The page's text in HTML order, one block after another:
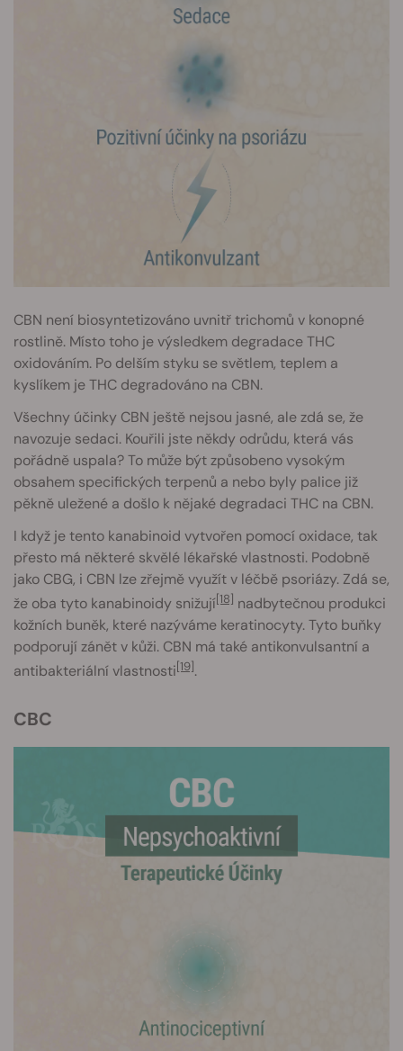
CBN není biosyntetizováno uvnitř trichomů v konopné
rostlině. Místo toho je výsledkem degradace THC
oxidováním. Po delším styku se světlem, teplem a
kyslíkem je THC degradováno na CBN.
Všechny účinky CBN ještě nejsou jasné, ale zdá se, že
navozuje sedaci. Kouřili jste někdy odrůdu, která vás
pořádně uspala? To může být způsobeno vysokým
obsahem specifických terpenů a nebo byly palice již
pěkně uležené a došlo k nějaké degradaci THC na CBN.
I když je tento kanabinoid vytvořen pomocí oxidace, tak
přesto má některé skvělé lékařské vlastnosti. Podobně
jako CBG, i CBN lze zřejmě využít v léčbě psoriázy. Zdá se,
že oba tyto kanabinoidy snižují[18] nadbytečnou produkci
kožních buněk, které nazýváme keratinocyty. Tyto buňky
podporují zánět v kůži. CBN má také antikonvulsantní a
antibakteriální vlastnosti[19].
CBC